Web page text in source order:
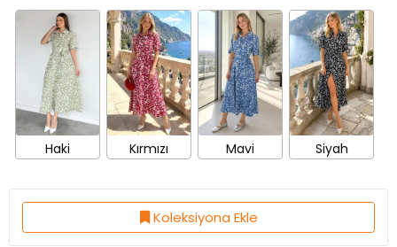
Haki Kırmızı Mavi Siyah
Koleksiyona Ekle